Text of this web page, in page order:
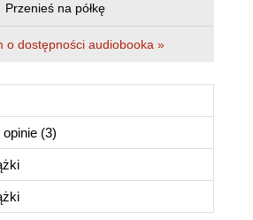
Przenieś na półkę
o dostępności audiobooka »
opinie (3)